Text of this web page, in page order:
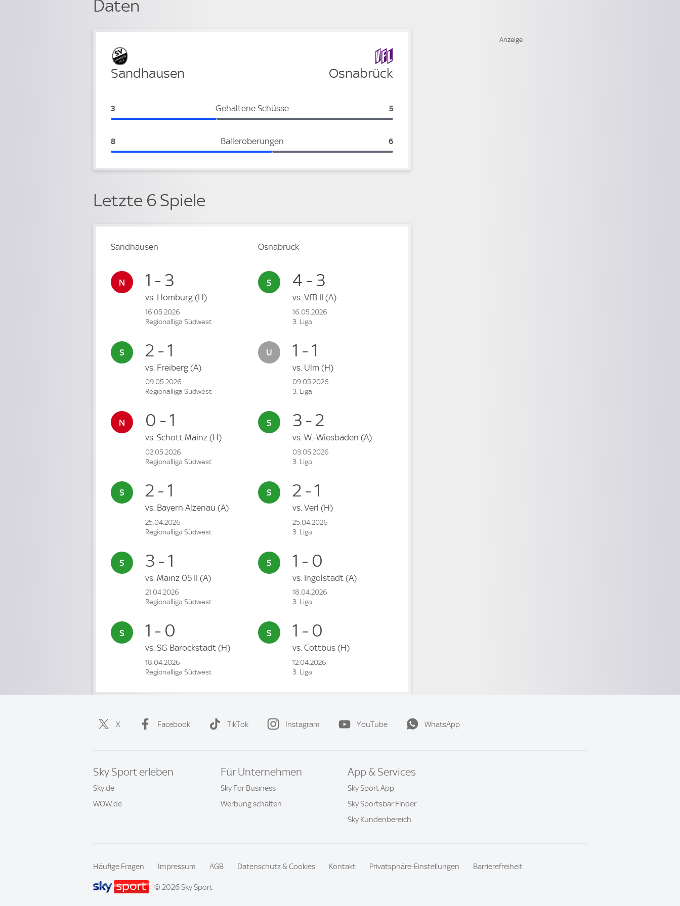
Daten
Verteidigung
Sandhausen Osnabrück
Gehaltene Schüsse
Sandhausen:
3 Osnabrück:
5
Balleroberungen
Sandhausen:
8 Osnabrück:
6
Letzte 6 Spiele
Sandhausen
1 - 3
vs. Homburg (H)
16.05.2026
Regionalliga Südwest
2 - 1
vs. Freiberg (A)
09.05.2026
Regionalliga Südwest
0 - 1
vs. Schott Mainz (H)
02.05.2026
Regionalliga Südwest
2 - 1
vs. Bayern Alzenau (A)
25.04.2026
Regionalliga Südwest
3 - 1
vs. Mainz 05 II (A)
21.04.2026
Regionalliga Südwest
1 - 0
vs. SG Barockstadt (H)
18.04.2026
Regionalliga Südwest
Osnabrück
4 - 3
vs. VfB II (A)
16.05.2026
3. Liga
1 - 1
vs. Ulm (H)
09.05.2026
3. Liga
3 - 2
vs. W.-Wiesbaden (A)
03.05.2026
3. Liga
2 - 1
vs. Verl (H)
25.04.2026
3. Liga
1 - 0
vs. Ingolstadt (A)
18.04.2026
3. Liga
1 - 0
vs. Cottbus (H)
12.04.2026
3. Liga
X Facebook TikTok Instagram YouTube WhatsApp
Sky Sport erleben
Sky.de
WOW.de
Für Unternehmen
Sky For Business
Werbung schalten
App & Services
Sky Sport App
Sky Sportsbar Finder
Sky Kundenbereich
Häufige Fragen Impressum AGB Datenschutz & Cookies Kontakt Privatsphäre-Einstellungen Barrierefreiheit
© 2026 Sky Sport